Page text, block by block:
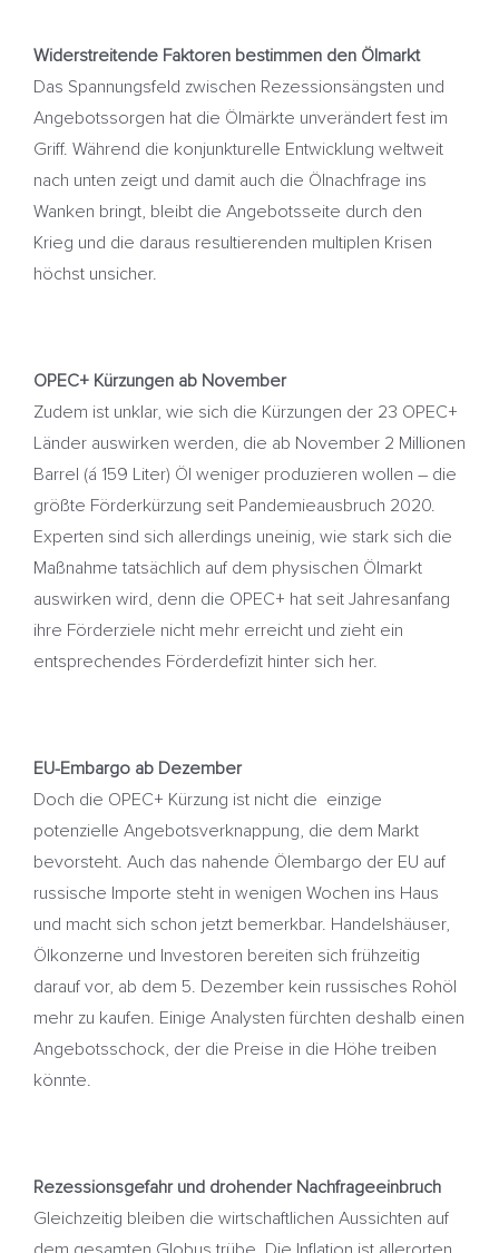
Widerstreitende Faktoren bestimmen den Ölmarkt
Das Spannungsfeld zwischen Rezessionsängsten und
Angebotssorgen hat die Ölmärkte unverändert fest im
Griff. Während die konjunkturelle Entwicklung weltweit
nach unten zeigt und damit auch die Ölnachfrage ins
Wanken bringt, bleibt die Angebotsseite durch den
Krieg und die daraus resultierenden multiplen Krisen
höchst unsicher.
OPEC+ Kürzungen ab November
Zudem ist unklar, wie sich die Kürzungen der 23 OPEC+
Länder auswirken werden, die ab November 2 Millionen
Barrel (á 159 Liter) Öl weniger produzieren wollen – die
größte Förderkürzung seit Pandemieausbruch 2020.
Experten sind sich allerdings uneinig, wie stark sich die
Maßnahme tatsächlich auf dem physischen Ölmarkt
auswirken wird, denn die OPEC+ hat seit Jahresanfang
ihre Förderziele nicht mehr erreicht und zieht ein
entsprechendes Förderdefizit hinter sich her.
EU-Embargo ab Dezember
Doch die OPEC+ Kürzung ist nicht die einzige
potenzielle Angebotsverknappung, die dem Markt
bevorsteht. Auch das nahende Ölembargo der EU auf
russische Importe steht in wenigen Wochen ins Haus
und macht sich schon jetzt bemerkbar. Handelshäuser,
Ölkonzerne und Investoren bereiten sich frühzeitig
darauf vor, ab dem 5. Dezember kein russisches Rohöl
mehr zu kaufen. Einige Analysten fürchten deshalb einen
Angebotsschock, der die Preise in die Höhe treiben
könnte.
Rezessionsgefahr und drohender Nachfrageeinbruch
Gleichzeitig bleiben die wirtschaftlichen Aussichten auf